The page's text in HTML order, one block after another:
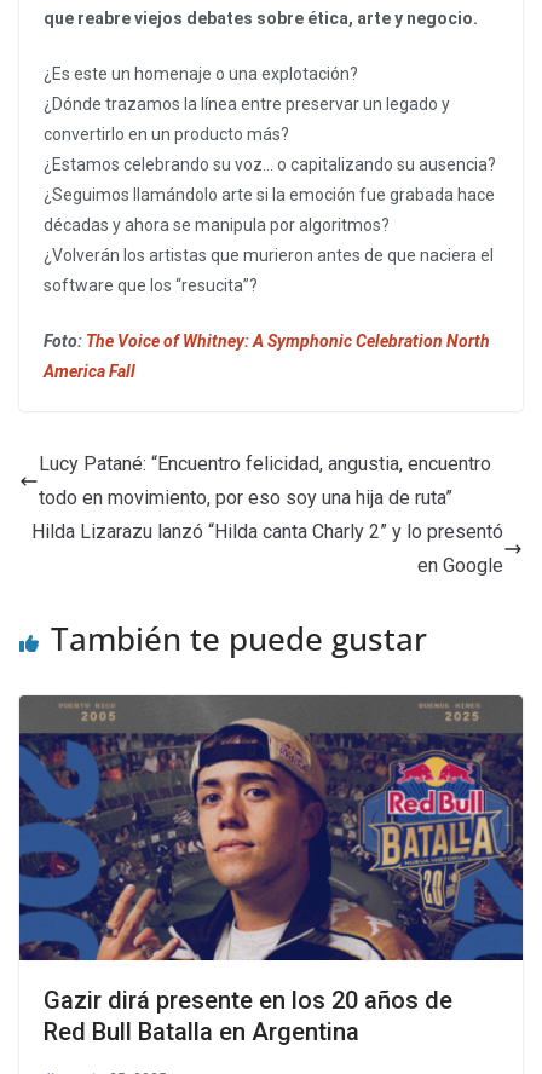
que reabre viejos debates sobre ética, arte y negocio.
¿Es este un homenaje o una explotación?
¿Dónde trazamos la línea entre preservar un legado y
convertirlo en un producto más?
¿Estamos celebrando su voz… o capitalizando su ausencia?
¿Seguimos llamándolo arte si la emoción fue grabada hace
décadas y ahora se manipula por algoritmos?
¿Volverán los artistas que murieron antes de que naciera el
software que los “resucita”?
Foto: The Voice of Whitney: A Symphonic Celebration North
America Fall
Lucy Patané: “Encuentro felicidad, angustia, encuentro
todo en movimiento, por eso soy una hija de ruta”
Hilda Lizarazu lanzó “Hilda canta Charly 2” y lo presentó
en Google
También te puede gustar
Gazir dirá presente en los 20 años de
Red Bull Batalla en Argentina